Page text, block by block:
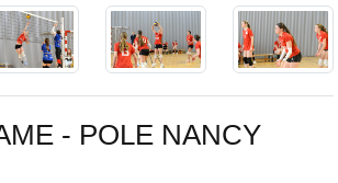
- POLE NANCY